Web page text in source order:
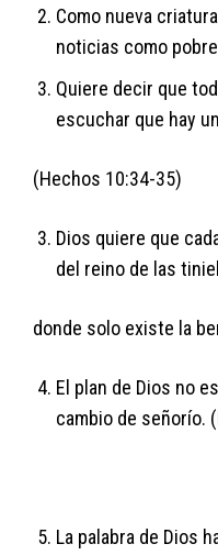
Como nueva
noticias como
Quiere decir que
escuchar que hay
(Hechos 10:34-35)
Dios quiere que
del reino de las
donde solo existe la
El plan de Dios no
cambio de señorío.
La palabra de Dios